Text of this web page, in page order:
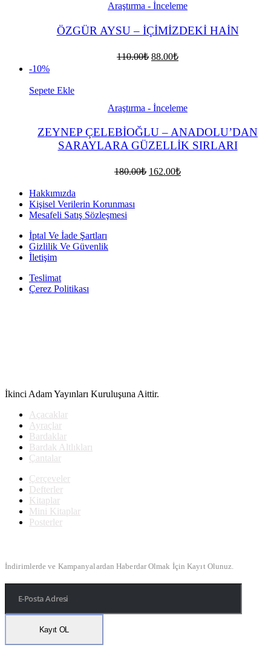
Araştırma - İnceleme
ÖZGÜR AYSU – İÇİMİZDEKİ HAİN
110.00₺ Orijinal
88.00₺Şu
-10%
Sepete Ekle
Araştırma - İnceleme
ZEYNEP ÇELEBİOĞLU – ANADOLU’DAN
SARAYLARA GÜZELLİK SIRLARI
180.00₺ Orijinal
162.00₺Şu
Hakkımızda
Kişisel Verilerin Korunması
Mesafeli Satış Sözleşmesi
İptal Ve İade Şartları
Gizlilik Ve Güvenlik
İletişim
Teslimat
Çerez Politikası
İkinci Adam Yayınları Kuruluşuna Aittir.
Açacaklar
Ayraçlar
Bardaklar
Bardak Altlıkları
Çantalar
Çerçeveler
Defterler
Kitaplar
Mini Kitaplar
Posterler
İndirimlerde ve Kampanyalardan Haberdar Olmak İçin Kayıt Olunuz.